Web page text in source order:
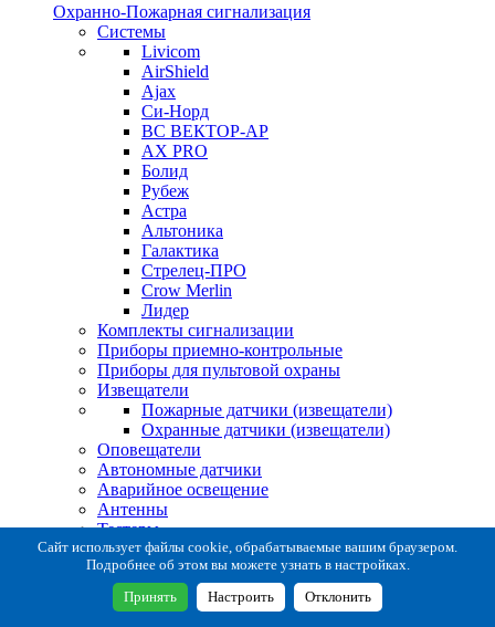
Охранно-Пожарная сигнализация
Системы
Livicom
AirShield
Ajax
Си-Норд
ВС ВЕКТОР-АР
AX PRO
Болид
Рубеж
Астра
Альтоника
Галактика
Стрелец-ПРО
Crow Merlin
Лидер
Комплекты сигнализации
Приборы приемно-контрольные
Приборы для пультовой охраны
Извещатели
Пожарные датчики (извещатели)
Охранные датчики (извещатели)
Оповещатели
Автономные датчики
Аварийное освещение
Антенны
Тестеры
Система сбора извещений
Расходные и монтажные материалы
Коробки коммутационные
Кронштейны для извещателей
Сайт использует файлы cookie, обрабатываемые вашим браузером.
Подробнее об этом вы можете узнать в настройках.
Принять Настроить Отклонить